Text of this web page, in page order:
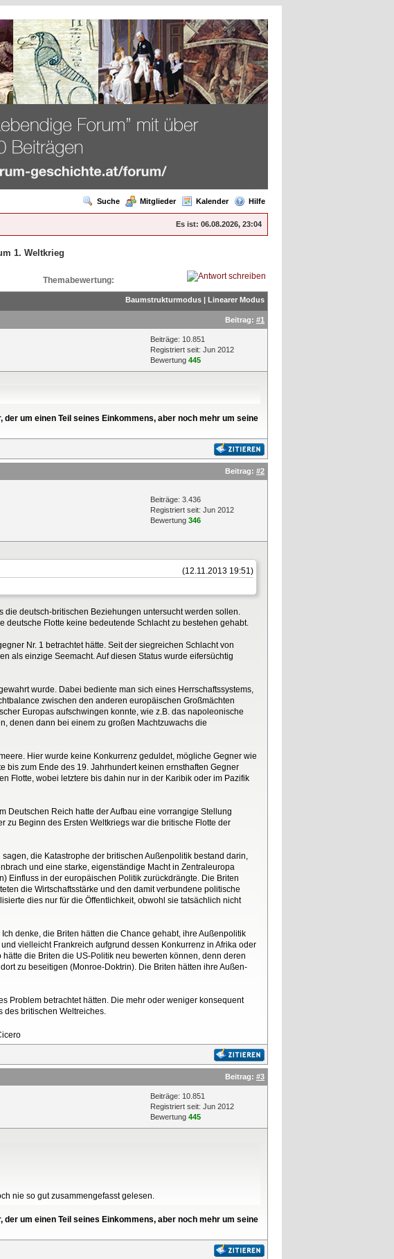
Suche Mitglieder Kalender Hilfe
Es ist: 06.08.2026, 23:04
1. Weltkrieg
Themabewertung:
Baumstrukturmodus | Linearer Modus
Beitrag: #1
Beiträge: 10.851
Registriert seit: Jun 2012
Bewertung 445
um einen Teil seines Einkommens, aber noch mehr um seine
Beitrag: #2
Beiträge: 3.436
Registriert seit: Jun 2012
Bewertung 346
(12.11.2013 19:51)
deutsch-britischen Beziehungen untersucht werden sollen.
deutsche Flotte keine bedeutende Schlacht zu bestehen gehabt.
Nr. 1 betrachtet hätte. Seit der siegreichen Schlacht von
als einzige Seemacht. Auf diesen Status wurde eifersüchtig
wurde. Dabei bediente man sich eines Herrschaftssystems,
zwischen den anderen europäischen Großmächten
Europas aufschwingen konnte, wie z.B. das napoleonische
denen dann bei einem zu großen Machtzuwachs die
Hier wurde keine Konkurrenz geduldet, mögliche Gegner wie
bis zum Ende des 19. Jahrhundert keinen ernsthaften Gegner
Flotte, wobei letztere bis dahin nur in der Karibik oder im Pazifik
Deutschen Reich hatte der Aufbau eine vorrangige Stellung
Beginn des Ersten Weltkriegs war die britische Flotte der
die Katastrophe der britischen Außenpolitik bestand darin,
und eine starke, eigenständige Macht in Zentraleuropa
Einfluss in der europäischen Politik zurückdrängte. Die Briten
die Wirtschaftsstärke und den damit verbundene politische
dies nur für die Öffentlichkeit, obwohl sie tatsächlich nicht
denke, die Briten hätten die Chance gehabt, ihre Außenpolitik
vielleicht Frankreich aufgrund dessen Konkurrenz in Afrika oder
die Briten die US-Politik neu bewerten können, denn deren
zu beseitigen (Monroe-Doktrin). Die Briten hätten ihre Außen-
Problem betrachtet hätten. Die mehr oder weniger konsequent
des britischen Weltreiches.
Beitrag: #3
Beiträge: 10.851
Registriert seit: Jun 2012
Bewertung 445
nie so gut zusammengefasst gelesen.
um einen Teil seines Einkommens, aber noch mehr um seine